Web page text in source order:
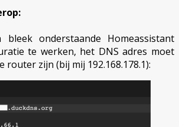
onderstaande Homeassistant
te werken, het DNS adres moet
router zijn (bij mij 192.168.178.1):